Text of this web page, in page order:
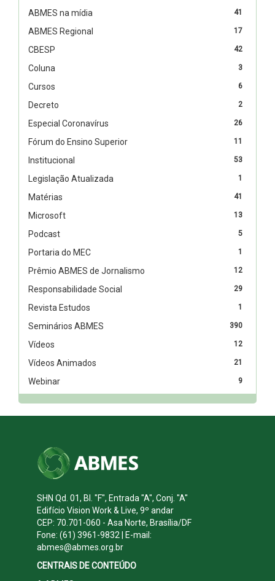
41
ABMES na mídia
17
ABMES Regional
42
CBESP
3
Coluna
6
Cursos
2
Decreto
26
Especial Coronavírus
11
Fórum do Ensino Superior
53
Institucional
1
Legislação Atualizada
41
Matérias
13
Microsoft
5
Podcast
1
Portaria do MEC
12
Prêmio ABMES de Jornalismo
29
Responsabilidade Social
1
Revista Estudos
390
Seminários ABMES
12
Vídeos
21
Vídeos Animados
9
Webinar
SHN Qd. 01, Bl. "F", Entrada "A", Conj. "A"
Edifício Vision Work & Live, 9º andar
CEP: 70.701-060 - Asa Norte, Brasília/DF
Fone: (61) 3961-9832 | E-mail:
abmes@abmes.org.br
CENTRAIS DE CONTEÚDO